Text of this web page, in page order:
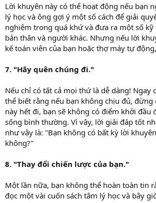
Lời khuyên này có thể hoạt động nếu bạn
lý học và ông gợi ý một số cách để giải
nghiệm trong quá khứ và đưa ra một số
bản thân và người khác. Nhưng nếu lời
kế toán viên của bạn hoặc thợ máy tự
7. "Hãy quên chúng đi."
Nếu chỉ có tất cả mọi thứ là dễ dàng! Ngay
thể biết rằng nếu bạn không chịu đủ, đừng
này hết đi, bạn sẽ không có điểm khởi đầu
sống bình thường. Vì vậy, lời giải đáp tốt
như vậy là: "Bạn không có bất kỳ lời
không?"
8. "Thay đổi chiến lược của bạn."
Một lần nữa, bạn không thể hoàn toàn tin
đọc một vài cuốn sách tâm lý học và bây